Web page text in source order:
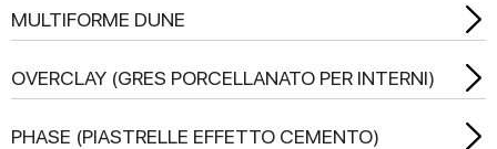
MULTIFORME DUNE
OVERCLAY (GRES PORCELLANATO PER INTERNI)
PHASE (PIASTRELLE EFFETTO CEMENTO)